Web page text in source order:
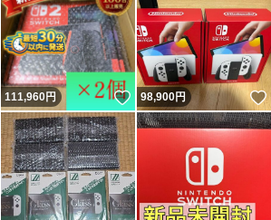
いいね！
111,960円 いいね！
98,900円